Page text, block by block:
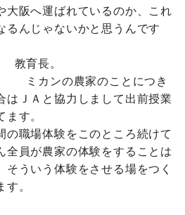
大阪へ運ばれているのか、これ
るんじゃないかと思うんです
教育長。
ミカンの農家のことにつき
はＪＡと協力しまして出前授業
す。
職場体験をこのところ続けて
全員が農家の体験をすることは
そういう体験をさせる場をつく
。